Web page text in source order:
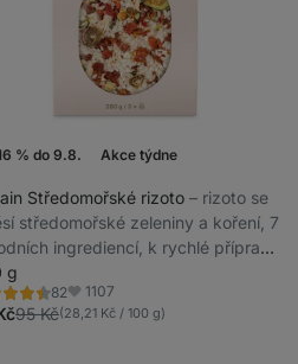
% do 9.8. Akce týdne
Středomořské rizoto ⁠–⁠ rizoto se
středomořské zeleniny a koření, 7
ingrediencí, k rychlé přípravě
jídla
g
82Oblíbené
1107
95 Kč(28,21 Kč / 100 g)